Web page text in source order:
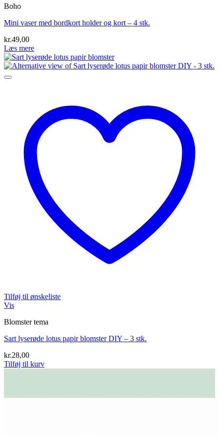
Boho
Mini vaser med bordkort holder og kort – 4 stk.
kr.49,00
Læs mere
Tilføj til ønskeliste
Vis
Blomster tema
Sart lyserøde lotus papir blomster DIY – 3 stk.
kr.28,00
Tilføj til kurv